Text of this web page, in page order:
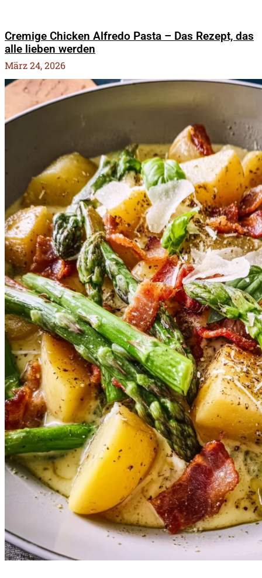
Cremige Chicken Alfredo Pasta – Das Rezept, das
alle lieben werden
März 24, 2026